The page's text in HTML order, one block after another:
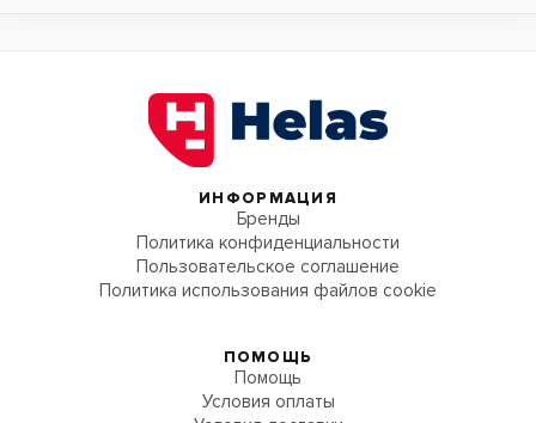
ИНФОРМАЦИЯ
Бренды
Политика конфиденциальности
Пользовательское соглашение
Политика использования файлов cookie
ПОМОЩЬ
Помощь
Условия оплаты